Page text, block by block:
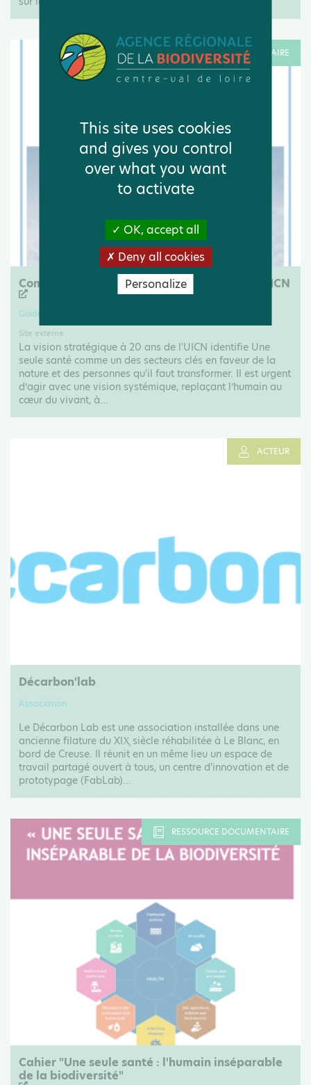
RESSOURCE DOCUMENTAIRE
Comprendre le concept "Une seule santé" | UICN
Guide
Site externe
La vision stratégique à 20 ans de l'UICN identifie Une
seule santé comme un des secteurs clés en faveur de la
nature et des personnes qu'il faut transformer. Il est urgent
d’agir avec une vision systémique, replaçant l’humain au
cœur du vivant, à...
ACTEUR
Décarbon'lab
Association
Le Décarbon Lab est une association installée dans une
ancienne filature du XIX᷊ siècle réhabilitée à Le Blanc, en
bord de Creuse. Il réunit en un même lieu un espace de
travail partagé ouvert à tous, un centre d'innovation et de
prototypage (FabLab)...
RESSOURCE DOCUMENTAIRE
Cahier "Une seule santé : l'humain inséparable
de la biodiversité"
This site uses cookies
and gives you control
over what you want
to activate
OK, accept all
Deny all cookies
Personalize